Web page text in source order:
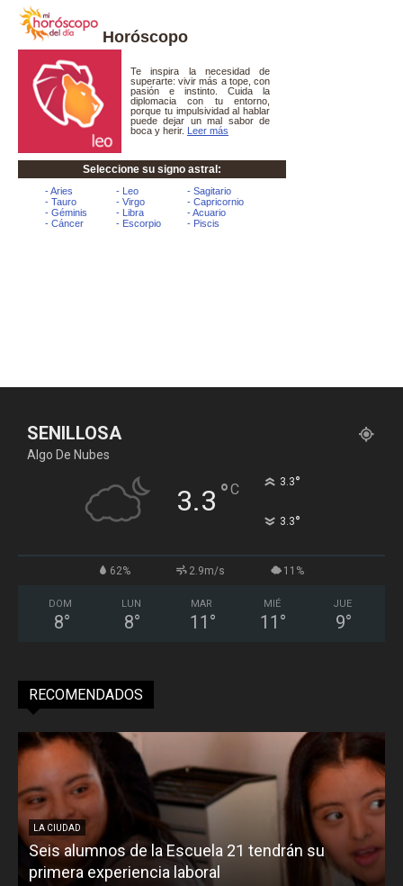
Horóscopo
SENILLOSA
Algo De Nubes
3.3 °C 3.3°
3.3°
62% 2.9m/s 11%
DOM
8°
LUN
8°
MAR
11 °
MIÉ
11 °
JUE
9°
RECOMENDADOS
LA CIUDAD
Seis alumnos de la Escuela 21 tendrán su
primera experiencia laboral